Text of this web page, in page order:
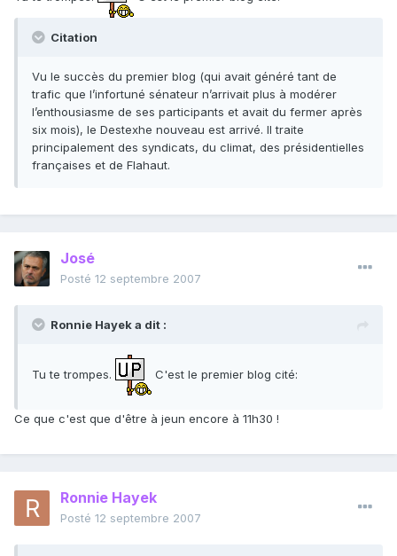
Citation
Vu le succès du premier blog (qui avait généré tant de
trafic que l’infortuné sénateur n’arrivait plus à modérer
l’enthousiasme de ses participants et avait du fermer après
six mois), le Destexhe nouveau est arrivé. Il traite
principalement des syndicats, du climat, des présidentielles
françaises et de Flahaut.
José
Posté 12 septembre 2007
Ronnie Hayek a dit :
Tu te trompes. C'est le premier blog cité:
Ce que c'est que d'être à jeun encore à 11h30 !
Ronnie Hayek
Posté 12 septembre 2007